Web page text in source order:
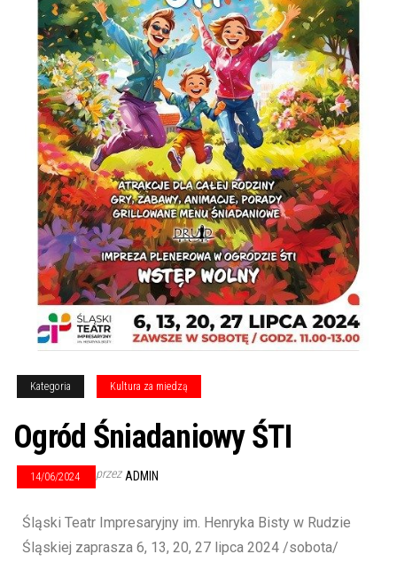
Kategoria Kultura za miedzą
Ogród Śniadaniowy ŚTI
14/06/2024 przez ADMIN
Śląski Teatr Impresaryjny im. Henryka Bisty w Rudzie
Śląskiej zaprasza 6, 13, 20, 27 lipca 2024 /sobota/